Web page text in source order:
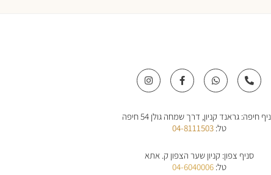
P
h
o
-
W
h
a
a
p
F
a
c
o
o
f
I
n
s
g חיפה: גראנד קניון, דרך שמחה גולן 54 חיפה
טל:04-8111503
סניף צפון: קניון שער הצפון ק. אתא
טל:04-6040006